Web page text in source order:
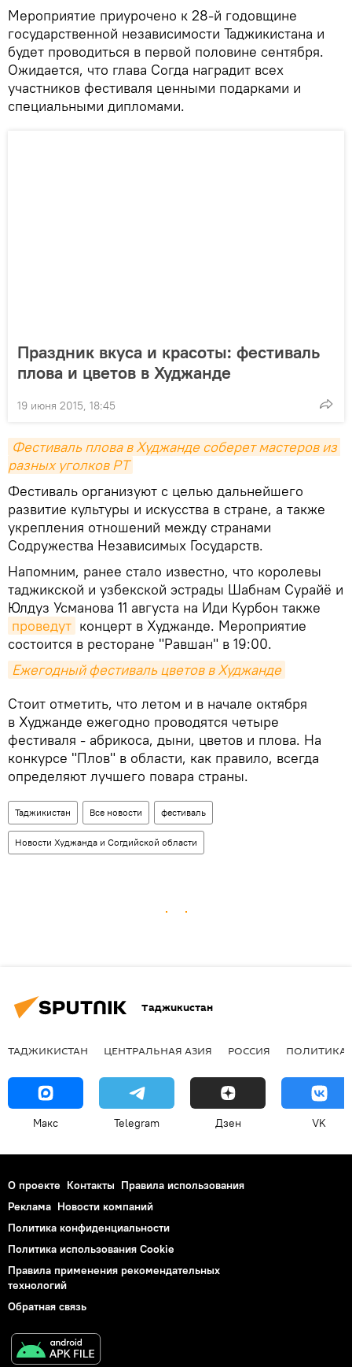
Мероприятие приурочено к 28-й годовщине
государственной независимости Таджикистана и
будет проводиться в первой половине сентября.
Ожидается, что глава Согда наградит всех
участников фестиваля ценными подарками и
специальными дипломами.
Праздник вкуса и красоты: фестиваль
плова и цветов в Худжанде
19 июня 2015, 18:45
Фестиваль плова в Худжанде соберет мастеров из
разных уголков РТ
Фестиваль организуют с целью дальнейшего
развитие культуры и искусства в стране, а также
укрепления отношений между странами
Содружества Независимых Государств.
Напомним, ранее стало известно, что королевы
таджикской и узбекской эстрады Шабнам Сурайё и
Юлдуз Усманова 11 августа на Иди Курбон также
проведут концерт в Худжанде. Мероприятие
состоится в ресторане "Равшан" в 19:00.
Ежегодный фестиваль цветов в Худжанде
Стоит отметить, что летом и в начале октября
в Худжанде ежегодно проводятся четыре
фестиваля - абрикоса, дыни, цветов и плова. На
конкурсе "Плов" в области, как правило, всегда
определяют лучшего повара страны.
Таджикистан Все новости фестиваль
Новости Худжанда и Согдийской области
Таджикистан
ТАДЖИКИСТАН ЦЕНТРАЛЬНАЯ АЗИЯ РОССИЯ ПОЛИТИКА
Макс Telegram Дзен VK
О проекте Контакты Правила использования
Реклама Новости компаний
Политика конфиденциальности
Политика использования Cookie
Правила применения рекомендательных
технологий
Обратная связь